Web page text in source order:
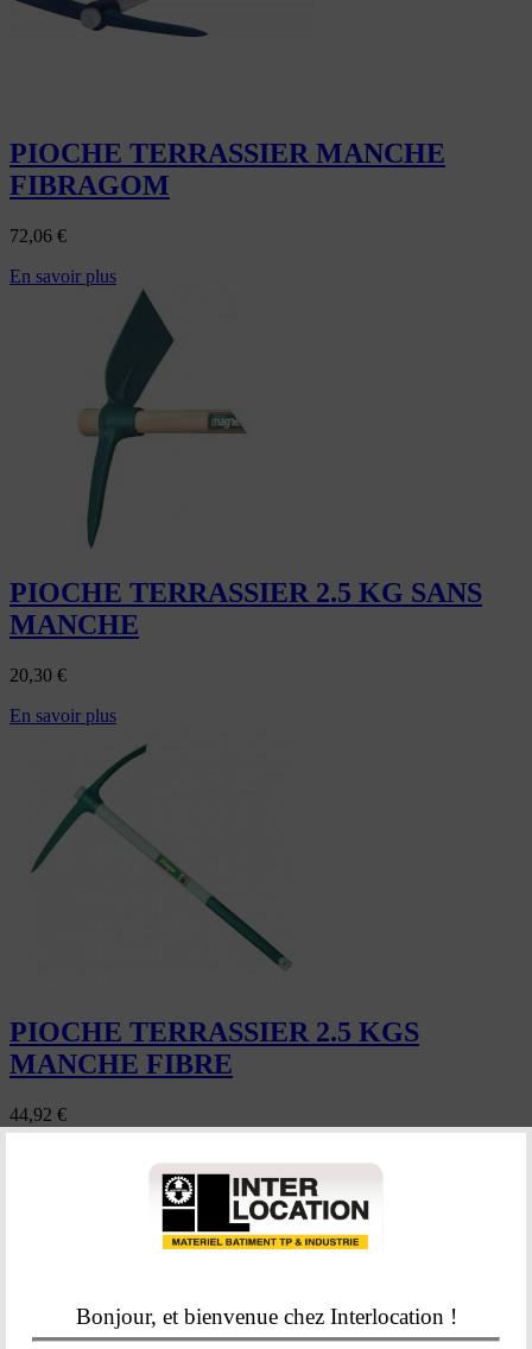
Bonjour, et bienvenue chez Interlocation !
PIOCHE TERRASSIER MANCHE
FIBRAGOM
72,06 €
En savoir plus
PIOCHE TERRASSIER 2.5 KG SANS
MANCHE
20,30 €
En savoir plus
PIOCHE TERRASSIER 2.5 KGS
MANCHE FIBRE
44,92 €
EASYLOC’